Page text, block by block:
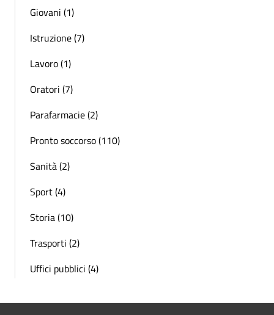
Giovani (1)
Istruzione (7)
Lavoro (1)
Oratori (7)
Parafarmacie (2)
Pronto soccorso (110)
Sanità (2)
Sport (4)
Storia (10)
Trasporti (2)
Uffici pubblici (4)